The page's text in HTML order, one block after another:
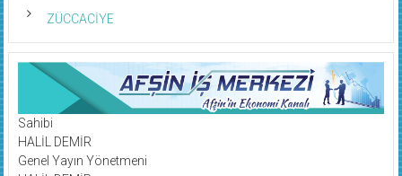
ZÜCCACİYE
Sahibi
HALİL DEMİR
Genel Yayın Yönetmeni